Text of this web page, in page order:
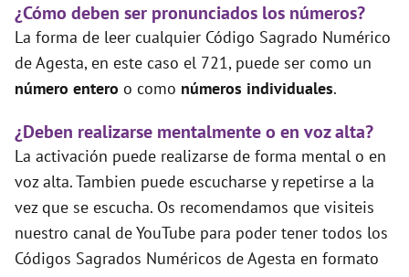
¿Cómo deben ser pronunciados los números?
La forma de leer cualquier Código Sagrado Numérico
de Agesta, en este caso el 721, puede ser como un
número entero o como números individuales.
¿Deben realizarse mentalmente o en voz alta?
La activación puede realizarse de forma mental o en
voz alta. Tambien puede escucharse y repetirse a la
vez que se escucha. Os recomendamos que visiteis
nuestro canal de YouTube para poder tener todos los
Códigos Sagrados Numéricos de Agesta en formato